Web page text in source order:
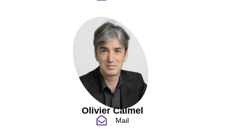
Olivier Calmel
Mail